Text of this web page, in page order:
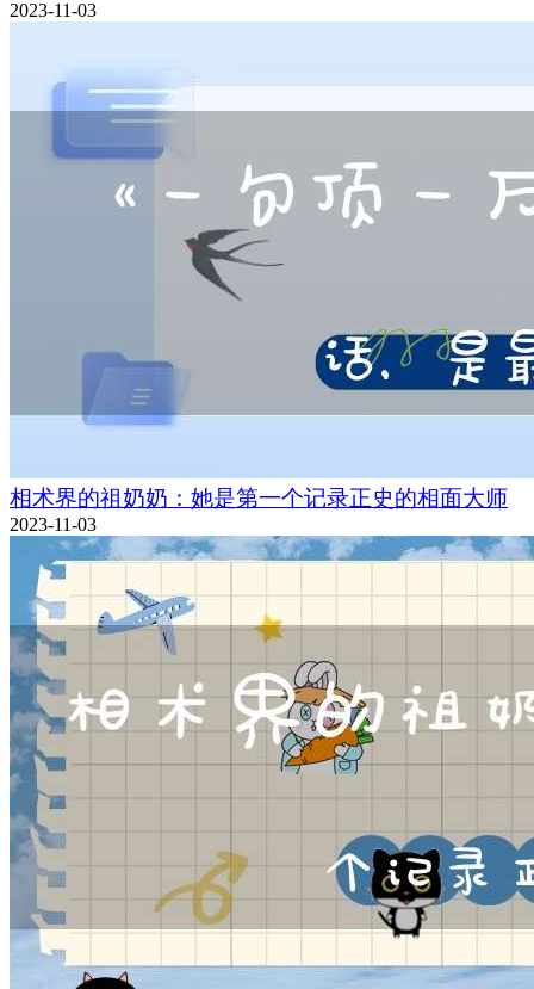
2023-11-03
相术界的祖奶奶：她是第一个记录正史的相面大师
2023-11-03